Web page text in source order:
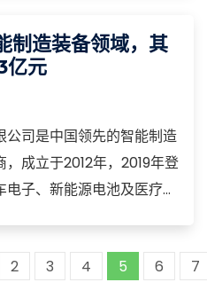
余热回收装置、脱硫脱硝
品类
制造装备领域，其
亿元
公司是中国领先的智能制造
成立于2012年，2019年登
子、新能源电池及医疗健
设备、工业互联网平台及
2 3 4 5 6 7